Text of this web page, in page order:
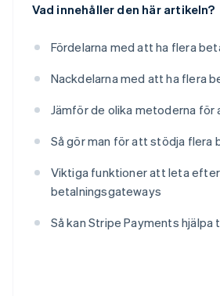
Vad innehåller den här artikeln?
Fördelarna med att ha flera
Nackdelarna med att ha flera
Jämför de olika metoderna
Så gör man för att stödja flera
Viktiga funktioner att leta
betalningsgateways
Så kan Stripe Payments hjälpa